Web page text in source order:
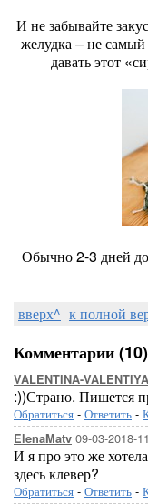
И не забывайте
желудка – не
давать этот
Обычно 2-3 дней
вверх^ к полной
Комментарии
VALENTINA-VALENTIYA
:))Страно. Пишется
Обратиться - Ответить -
ElenaMatv 09-03-2018-
И я про это же
здесь клевер?
Обратиться - Ответить -